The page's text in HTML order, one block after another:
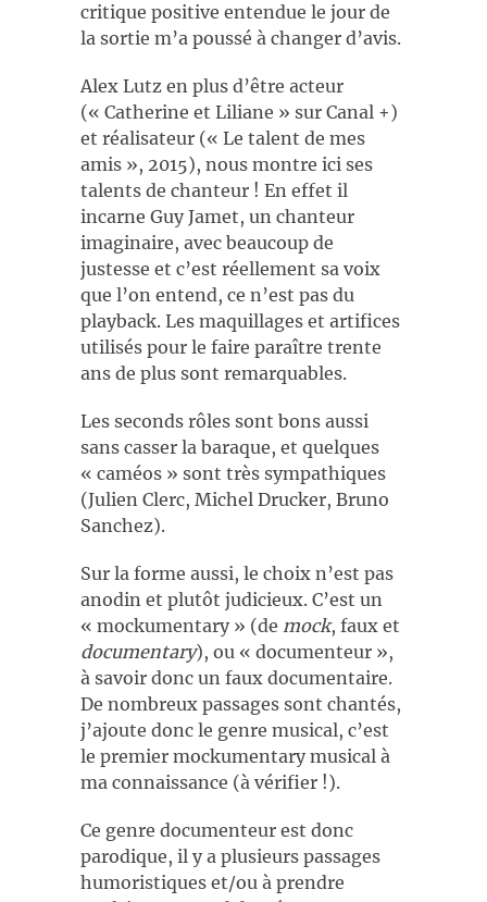
critique positive entendue le jour de
la sortie m’a poussé à changer d’avis.
Alex Lutz en plus d’être acteur
(« Catherine et Liliane » sur Canal +)
et réalisateur (« Le talent de mes
amis », 2015), nous montre ici ses
talents de chanteur ! En effet il
incarne Guy Jamet, un chanteur
imaginaire, avec beaucoup de
justesse et c’est réellement sa voix
que l’on entend, ce n’est pas du
playback. Les maquillages et artifices
utilisés pour le faire paraître trente
ans de plus sont remarquables.
Les seconds rôles sont bons aussi
sans casser la baraque, et quelques
« caméos » sont très sympathiques
(Julien Clerc, Michel Drucker, Bruno
Sanchez).
Sur la forme aussi, le choix n’est pas
anodin et plutôt judicieux. C’est un
« mockumentary » (de mock, faux et
documentary), ou « documenteur »,
à savoir donc un faux documentaire.
De nombreux passages sont chantés,
j’ajoute donc le genre musical, c’est
le premier mockumentary musical à
ma connaissance (à vérifier !).
Ce genre documenteur est donc
parodique, il y a plusieurs passages
humoristiques et/ou à prendre